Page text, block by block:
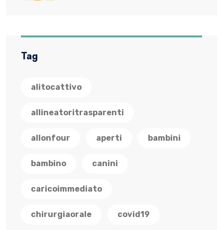
Tag
alitocattivo
allineatoritrasparenti
allonfour aperti bambini
bambino canini
caricoimmediato
chirurgiaorale covid19